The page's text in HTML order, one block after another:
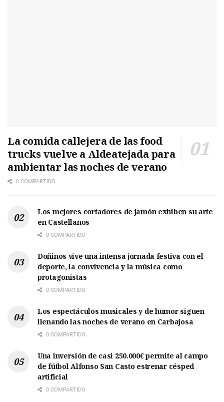
La comida callejera de las food
trucks vuelve a Aldeatejada para
ambientar las noches de verano
0 COMPARTIDO
Los mejores cortadores de jamón exhiben su arte
en Castellanos
0 COMPARTIDO
Doñinos vive una intensa jornada festiva con el
deporte, la convivencia y la música como
protagonistas
0 COMPARTIDO
Los espectáculos musicales y de humor siguen
llenando las noches de verano en Carbajosa
0 COMPARTIDO
Una inversión de casi 250.000€ permite al campo
de fútbol Alfonso San Casto estrenar césped
artificial
0 COMPARTIDO